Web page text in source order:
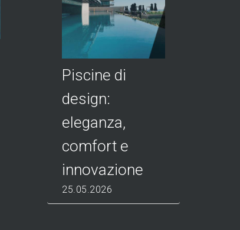
Piscine di
design:
eleganza,
comfort e
innovazione
25.05.2026